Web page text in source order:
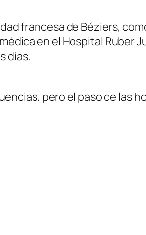
francesa de Béziers,
en el Hospital Ruber
días.
pero el paso de las